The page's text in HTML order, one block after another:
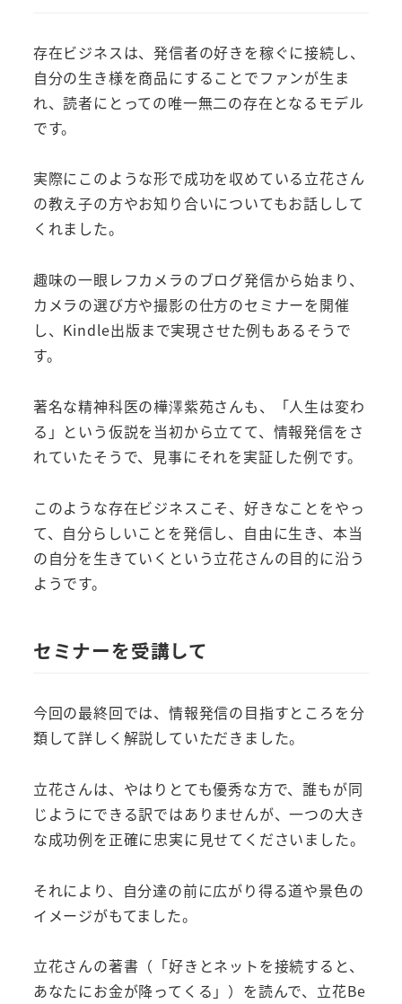
存在ビジネスは、発信者の好きを稼ぐに接続し、
自分の生き様を商品にすることでファンが生ま
れ、読者にとっての唯一無二の存在となるモデル
です。
実際にこのような形で成功を収めている立花さん
の教え子の方やお知り合いについてもお話しして
くれました。
趣味の一眼レフカメラのブログ発信から始まり、
カメラの選び方や撮影の仕方のセミナーを開催
し、Kindle出版まで実現させた例もあるそうで
す。
著名な精神科医の樺澤紫苑さんも、「人生は変わ
る」という仮説を当初から立てて、情報発信をさ
れていたそうで、見事にそれを実証した例です。
このような存在ビジネスこそ、好きなことをやっ
て、自分らしいことを発信し、自由に生き、本当
の自分を生きていくという立花さんの目的に沿う
ようです。
セミナーを受講して
今回の最終回では、情報発信の目指すところを分
類して詳しく解説していただきました。
立花さんは、やはりとても優秀な方で、誰もが同
じようにできる訳ではありませんが、一つの大き
な成功例を正確に忠実に見せてくださいました。
それにより、自分達の前に広がり得る道や景色の
イメージがもてました。
立花さんの著書（「好きとネットを接続すると、
あなたにお金が降ってくる」）を読んで、立花Be